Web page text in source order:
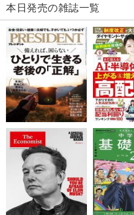
本日発売の雑誌一覧